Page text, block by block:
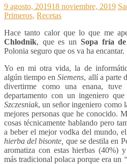
9 agosto, 201918 noviembre, 2019
Primeros, Recetas
Hace tanto calor que lo que me
Chlodnik, que es un Sopa fría
Polonia seguro que os va ha encantar.
Yo en mi otra vida, la de
algún tiempo enSiemens, allí a parte
divertirme como una enana,
departamento con un ingeniero
Szczesniak, un señor ingeniero como
mejores personas que he conocido.
cosas técnicamente hablando pero
a beber el mejor vodka del mundo, el
hierba del bisonte, que se destila en
aromatiza con estas hierbas (40%)
más tradicional polaca porque era un